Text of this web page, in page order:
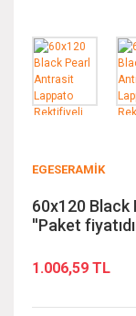
EGESERAMİK
60x120
''Paket
1.006,59 TL